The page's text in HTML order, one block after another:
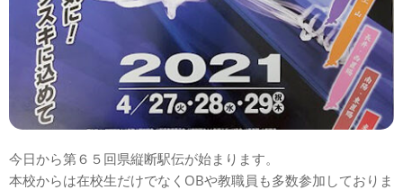
今日から第６５回県縦断駅伝が始まります。
本校からは在校生だけでなくOBや教職員も多数参加しておりま